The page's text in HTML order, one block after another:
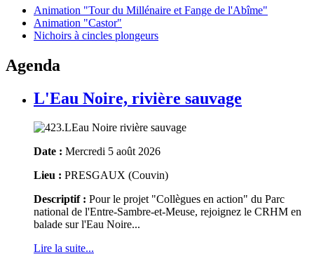
Animation "Tour du Millénaire et Fange de l'Abîme"
Animation "Castor"
Nichoirs à cincles plongeurs
Agenda
L'Eau Noire, rivière sauvage
Date : Mercredi 5 août 2026
Lieu : PRESGAUX (Couvin)
Descriptif : Pour le projet "Collègues en action" du Parc
national de l'Entre-Sambre-et-Meuse, rejoignez le CRHM en
balade sur l'Eau Noire...
Lire la suite...